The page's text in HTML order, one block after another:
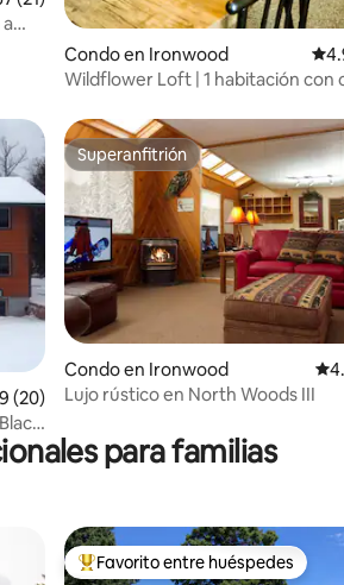
Condo en Ironwood
Wildflower Loft | 1 habitación con
de senderos
promedio: 4.9 de 5, 20 reseñas
(20)
Superanfitrión
Superanfitrión
Condo en Ironwood
Lujo rústico en North Woods III
para familias
Favorito entre huéspedes preferido
Favorito entre huéspedes